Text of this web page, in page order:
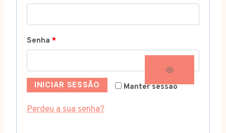
i
a
Senha *O
r
i
g
Manter sessão
INICIAR SESSÃO
Perdeu a sua senha?